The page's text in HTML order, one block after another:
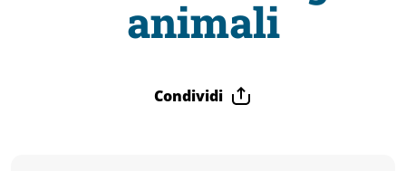
animali
Condividi